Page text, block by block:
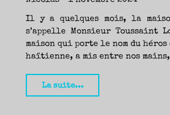
Il y a quelques mois, la
s’appelle Monsieur Toussaint
maison qui porte le nom du
haïtienne, a mis entre nos
La suite...
Michael